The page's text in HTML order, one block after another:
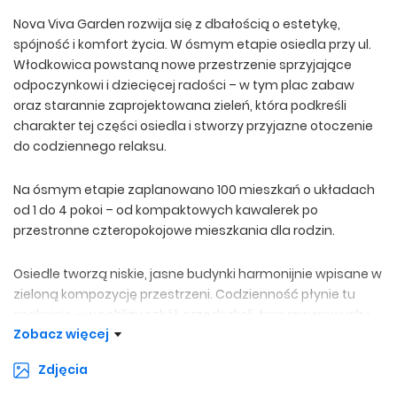
Nova Viva Garden rozwija się z dbałością o estetykę,
spójność i komfort życia. W ósmym etapie osiedla przy ul.
Włodkowica powstaną nowe przestrzenie sprzyjające
odpoczynkowi i dziecięcej radości – w tym plac zabaw
oraz starannie zaprojektowana zieleń, która podkreśli
charakter tej części osiedla i stworzy przyjazne otoczenie
do codziennego relaksu.
Na ósmym etapie zaplanowano 100 mieszkań o układach
od 1 do 4 pokoi – od kompaktowych kawalerek po
przestronne czteropokojowe mieszkania dla rodzin.
Osiedle tworzą niskie, jasne budynki harmonijnie wpisane w
zieloną kompozycję przestrzeni. Codzienność płynie tu
spokojnie – w pobliżu szkół, przedszkoli, tras rowerowych i
terenów rekreacyjnych. Dzięki doskonale rozwiniętej
dostępem do tramwajów i wygodnym dojazdem do stacji
Zobacz więcej
Zdjęcia